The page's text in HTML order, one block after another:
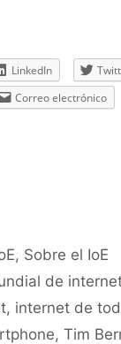
LinkedIn
Correo electrónico
, Sobre el IoE
de
, internet de
, Tim